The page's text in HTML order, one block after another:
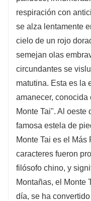
respiración con
se alza lentamente
cielo de un rojo
semejan olas
circundantes se
matutina. Esta es la
amanecer, conocida
Monte Tai". Al oeste
famosa estela de
Monte Tai es el
caracteres fueron
filósofo chino, y
Montañas, el Monte
día, se ha